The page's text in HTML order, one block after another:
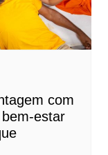
com
estar